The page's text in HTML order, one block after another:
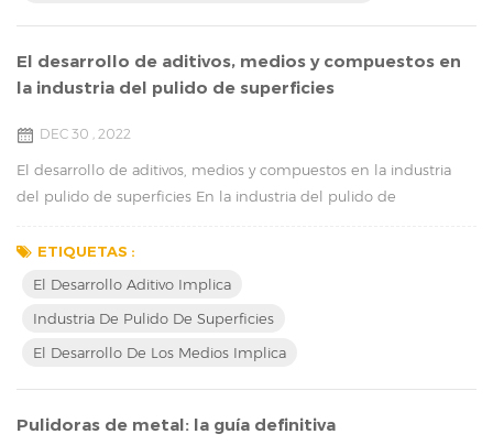
El desarrollo de aditivos, medios y compuestos en
la industria del pulido de superficies
DEC 30 , 2022
El desarrollo de aditivos, medios y compuestos en la industria
del pulido de superficies En la industria del pulido de
lograr un acabado liso y brillante en una variedad de materiales.
Estos métodos incluyen el desarrollo de aditivos, medios y
pulido que se aplican a la supe...
ETIQUETAS :
El Desarrollo Aditivo Implica
Industria De Pulido De Superficies
El Desarrollo De Los Medios Implica
Pulidoras de metal: la guía definitiva